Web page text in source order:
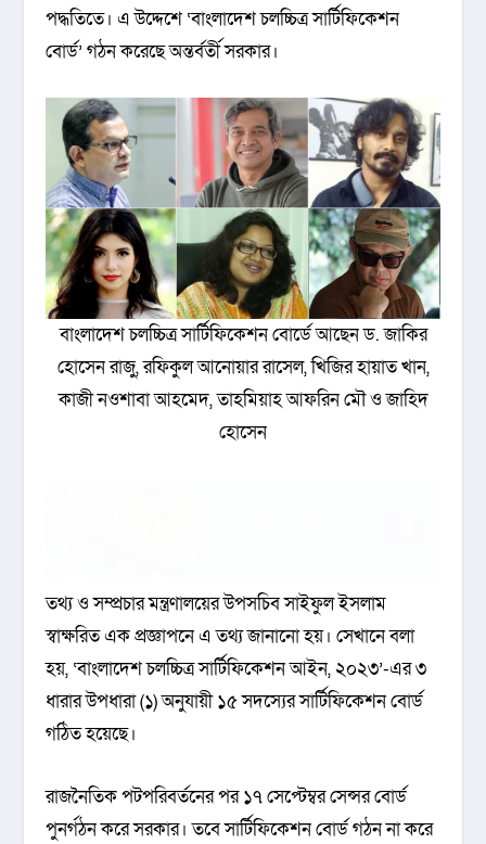
পদ্ধতিতে। এ উদ্দেশে ‘বাংলাদেশ চলচ্চিত্র সার্টিফিকেশন
বোর্ড’ গঠন করেছে অন্তর্বর্তী সরকার।
বাংলাদেশ চলচ্চিত্র সার্টিফিকেশন বোর্ডে আছেন ড. জাকির
হোসেন রাজু, রফিকুল আনোয়ার রাসেল, খিজির হায়াত খান,
কাজী নওশাবা আহমেদ, তাহমিয়াহ আফরিন মৌ ও জাহিদ
হোসেন
তথ্য ও সম্প্রচার মন্ত্রণালয়ের উপসচিব সাইফুল ইসলাম
স্বাক্ষরিত এক প্রজ্ঞাপনে এ তথ্য জানানো হয়। সেখানে বলা
হয়, ‘বাংলাদেশ চলচ্চিত্র সার্টিফিকেশন আইন, ২০২৩’-এর ৩
ধারার উপধারা (১) অনুযায়ী ১৫ সদস্যের সার্টিফিকেশন বোর্ড
গঠিত হয়েছে।
রাজনৈতিক পটপরিবর্তনের পর ১৭ সেপ্টেম্বর সেন্সর বোর্ড
পুনর্গঠন করে সরকার। তবে সার্টিফিকেশন বোর্ড গঠন না করে